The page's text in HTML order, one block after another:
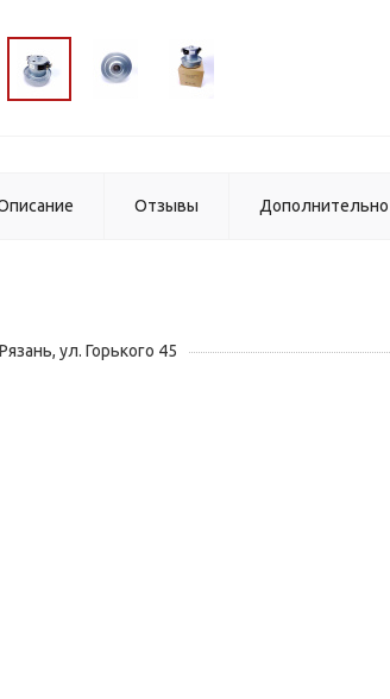
Отзывы Дополнительно
ул. Горького 45